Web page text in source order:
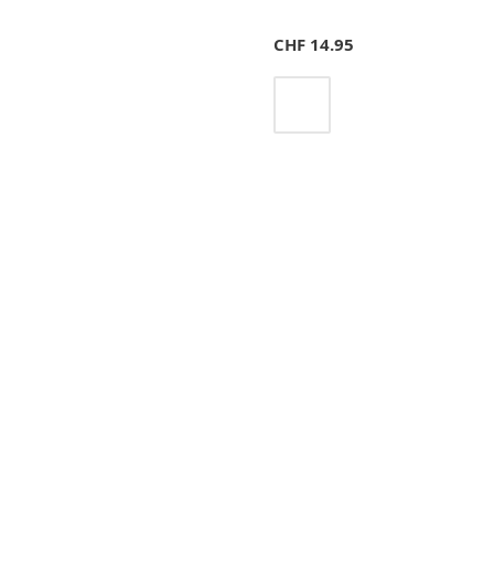
CHF 14.95